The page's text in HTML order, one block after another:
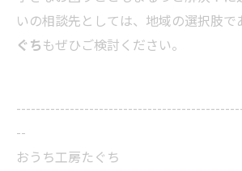
いの相談先としては、地域の選択肢で
ぐちもぜひご検討ください。
--
おうち工房たぐち